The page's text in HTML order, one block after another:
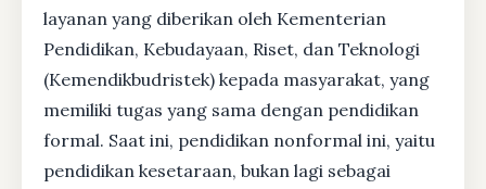
layanan yang diberikan oleh Kementerian
Pendidikan, Kebudayaan, Riset, dan Teknologi
(Kemendikbudristek) kepada masyarakat, yang
memiliki tugas yang sama dengan pendidikan
formal. Saat ini, pendidikan nonformal ini, yaitu
pendidikan kesetaraan, bukan lagi sebagai